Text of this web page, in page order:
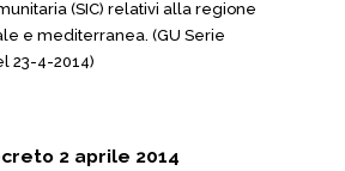
(SIC) relativi alla regione
e mediterranea. (GU Serie
23-4-2014)
2 aprile 2014